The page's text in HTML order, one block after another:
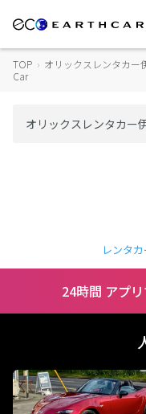
TOP › オリックスレンタカー
Car
レンタ
24時間 アプ